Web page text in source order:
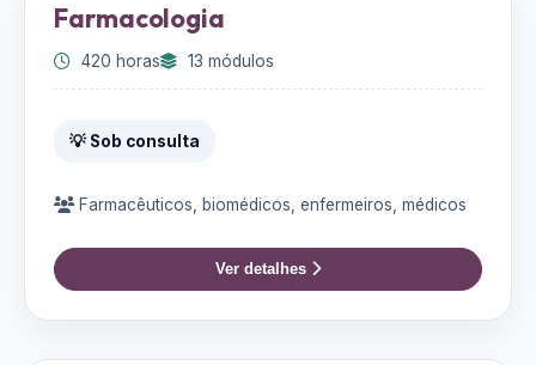
Farmacologia
420 horas 13 módulos
💡 Sob consulta
Farmacêuticos, biomédicos, enfermeiros, médicos
Ver detalhes